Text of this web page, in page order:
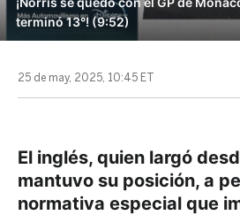
terminó 13°! (9:52)
25 de may, 2025, 10:45 ET
El inglés, quien largó
mantuvo su posición, a
normativa especial que